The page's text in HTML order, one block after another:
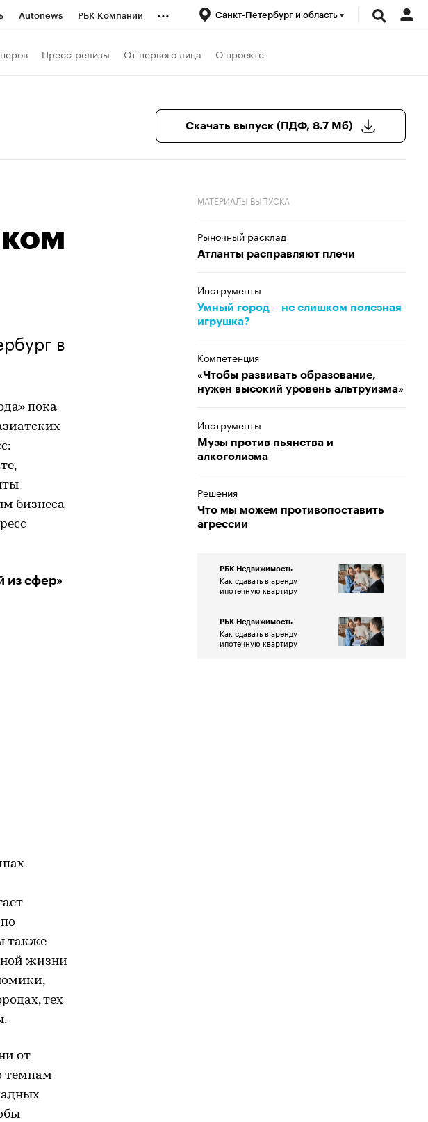
Autonews РБК Компании ... Санкт-Петербург и область
Пресс-релизы От первого лица О проекте
Скачать выпуск (ПДФ, 8.7 Мб)
в
пока
бизнеса
из сфер»
также
жизни
тех
от
темпам
МАТЕРИАЛЫ ВЫПУСКА
Рыночный расклад
Атланты расправляют плечи
Инструменты
Умный город – не слишком полезная
игрушка?
Компетенция
«Чтобы развивать образование,
нужен высокий уровень альтруизма»
Инструменты
Музы против пьянства и
алкоголизма
Решения
Что мы можем противопоставить
агрессии
РБК Недвижимость
Как сдавать в аренду
ипотечную квартиру
РБК Недвижимость
Как сдавать в аренду
ипотечную квартиру